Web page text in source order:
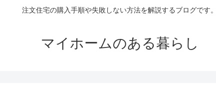
注文住宅の購入手順や失敗しない方法を解説するブログです。
マイホームのある暮らし